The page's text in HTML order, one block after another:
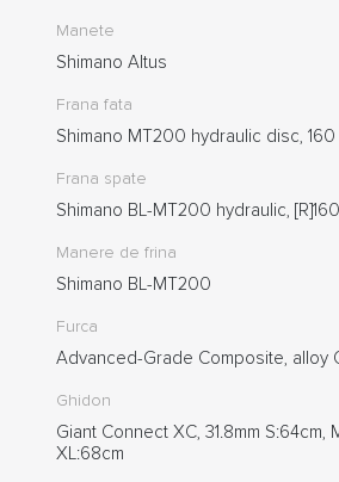
Manete
Shimano Altus
Frana fata
Shimano MT200 hydraulic disc, 160
Frana spate
Shimano BL-MT200 hydraulic,
Manere de frina
Shimano BL-MT200
Furca
Advanced-Grade Composite, alloy
Ghidon
Giant Connect XC, 31.8mm S:64cm,
XL:68cm